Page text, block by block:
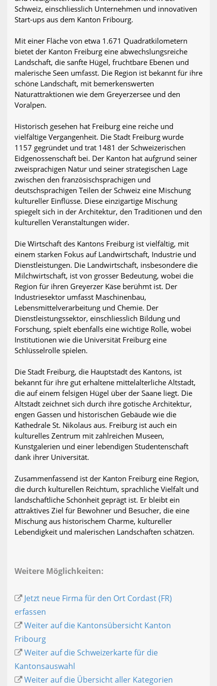
Schweiz, einschliesslich Unternehmen und innovativen
Start-ups aus dem Kanton Fribourg.
Mit einer Fläche von etwa 1.671 Quadratkilometern
bietet der Kanton Freiburg eine abwechslungsreiche
Landschaft, die sanfte Hügel, fruchtbare Ebenen und
malerische Seen umfasst. Die Region ist bekannt für ihre
schöne Landschaft, mit bemerkenswerten
Naturattraktionen wie dem Greyerzersee und den
Voralpen.
Historisch gesehen hat Freiburg eine reiche und
vielfältige Vergangenheit. Die Stadt Freiburg wurde
1157 gegründet und trat 1481 der Schweizerischen
Eidgenossenschaft bei. Der Kanton hat aufgrund seiner
zweisprachigen Natur und seiner strategischen Lage
zwischen den französischsprachigen und
deutschsprachigen Teilen der Schweiz eine Mischung
kultureller Einflüsse. Diese einzigartige Mischung
spiegelt sich in der Architektur, den Traditionen und den
kulturellen Veranstaltungen wider.
Die Wirtschaft des Kantons Freiburg ist vielfältig, mit
einem starken Fokus auf Landwirtschaft, Industrie und
Dienstleistungen. Die Landwirtschaft, insbesondere die
Milchwirtschaft, ist von grosser Bedeutung, wobei die
Region für ihren Greyerzer Käse berühmt ist. Der
Industriesektor umfasst Maschinenbau,
Lebensmittelverarbeitung und Chemie. Der
Dienstleistungssektor, einschliesslich Bildung und
Forschung, spielt ebenfalls eine wichtige Rolle, wobei
Institutionen wie die Universität Freiburg eine
Schlüsselrolle spielen.
Die Stadt Freiburg, die Hauptstadt des Kantons, ist
bekannt für ihre gut erhaltene mittelalterliche Altstadt,
die auf einem felsigen Hügel über der Saane liegt. Die
Altstadt zeichnet sich durch ihre gotische Architektur,
engen Gassen und historischen Gebäude wie die
Kathedrale St. Nikolaus aus. Freiburg ist auch ein
kulturelles Zentrum mit zahlreichen Museen,
Kunstgalerien und einer lebendigen Studentenschaft
dank ihrer Universität.
Zusammenfassend ist der Kanton Freiburg eine Region,
die durch kulturellen Reichtum, sprachliche Vielfalt und
landschaftliche Schönheit geprägt ist. Er bleibt ein
attraktives Ziel für Bewohner und Besucher, die eine
Mischung aus historischem Charme, kultureller
Lebendigkeit und malerischen Landschaften schätzen.
Weitere Möglichkeiten:
Jetzt neue Firma für den Ort Cordast (FR)
erfassen
Weiter auf die Kantonsübersicht Kanton
Fribourg
Weiter auf die Schweizerkarte für die
Kantonsauswahl
Weiter auf die Übersicht aller Kategorien